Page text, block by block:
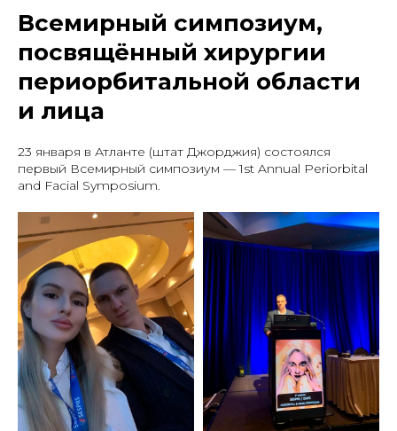
Всемирный симпозиум,
посвящённый хирургии
периорбитальной области
и лица
23 января в Атланте (штат Джорджия) состоялся
первый Всемирный симпозиум — 1st Annual Periorbital
and Facial Symposium.